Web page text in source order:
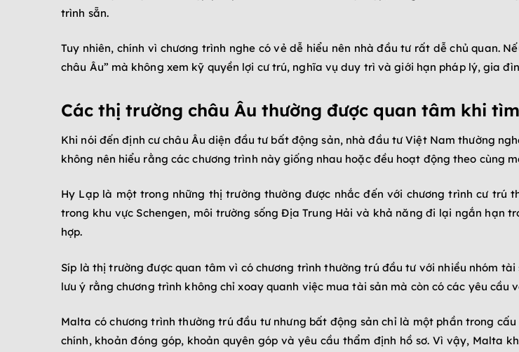
trình sẵn.
Tuy nhiên, chính vì chương trình nghe có vẻ dễ hiểu nên nhà đầu tư rất dễ chủ quan.
châu Âu” mà không xem kỹ quyền lợi cư trú, nghĩa vụ duy trì và giới hạn pháp lý, gia
Các thị trường châu Âu thường được quan tâm khi
Khi nói đến định cư châu Âu diện đầu tư bất động sản, nhà đầu tư Việt Nam thường
không nên hiểu rằng các chương trình này giống nhau hoặc đều hoạt động theo cùng
Hy Lạp là một trong những thị trường thường được nhắc đến với chương trình cư
trong khu vực Schengen, môi trường sống Địa Trung Hải và khả năng đi lại ngắn hạn
hợp.
Síp là thị trường được quan tâm vì có chương trình thường trú đầu tư với nhiều nhóm
lưu ý rằng chương trình không chỉ xoay quanh việc mua tài sản mà còn có các yêu
Malta có chương trình thường trú đầu tư nhưng bất động sản chỉ là một phần trong
chính, khoản đóng góp, khoản quyên góp và yêu cầu thẩm định hồ sơ. Vì vậy, Malta